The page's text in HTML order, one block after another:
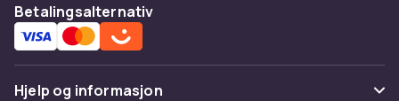
Betalingsalternativ
Hjelp og informasjon